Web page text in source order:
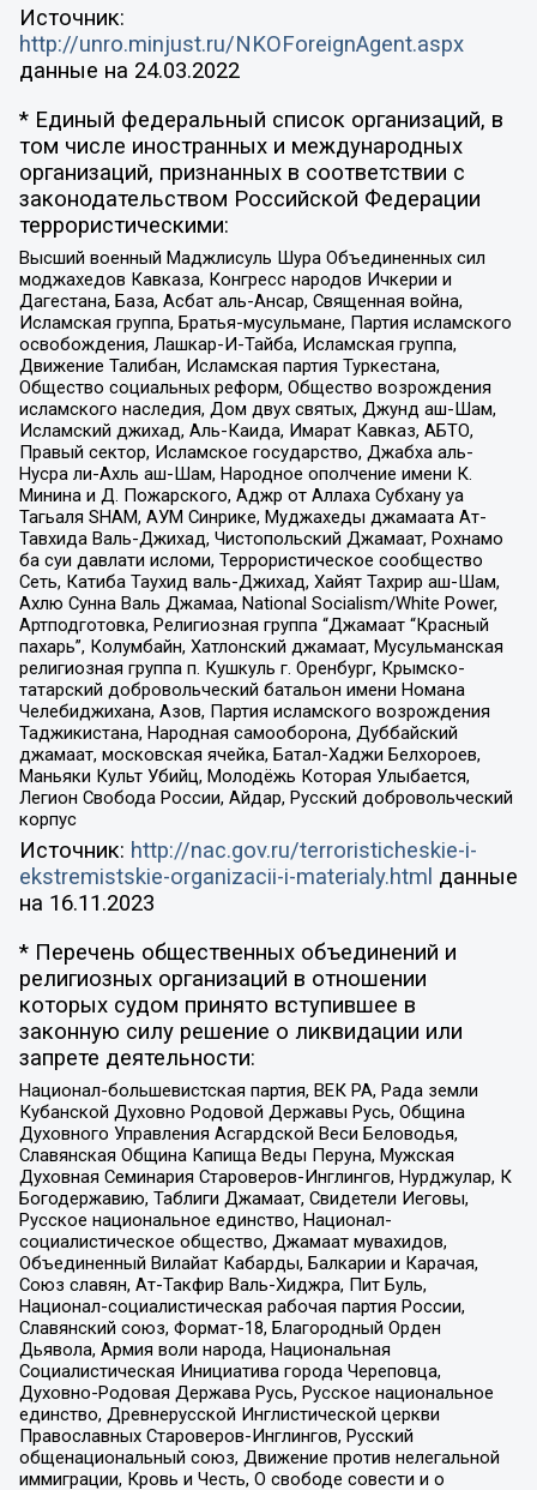
Источник:
http://unro.minjust.ru/NKOForeignAgent.aspx
данные на 24.03.2022
* Единый федеральный список организаций, в
том числе иностранных и международных
организаций, признанных в соответствии с
законодательством Российской Федерации
террористическими:
Высший военный Маджлисуль Шура Объединенных сил
моджахедов Кавказа, Конгресс народов Ичкерии и
Дагестана, База, Асбат аль-Ансар, Священная война,
Исламская группа, Братья-мусульмане, Партия исламского
освобождения, Лашкар-И-Тайба, Исламская группа,
Движение Талибан, Исламская партия Туркестана,
Общество социальных реформ, Общество возрождения
исламского наследия, Дом двух святых, Джунд аш-Шам,
Исламский джихад, Аль-Каида, Имарат Кавказ, АБТО,
Правый сектор, Исламское государство, Джабха аль-
Нусра ли-Ахль аш-Шам, Народное ополчение имени К.
Минина и Д. Пожарского, Аджр от Аллаха Субхану уа
Тагьаля SHAM, АУМ Синрике, Муджахеды джамаата Ат-
Тавхида Валь-Джихад, Чистопольский Джамаат, Рохнамо
ба суи давлати исломи, Террористическое сообщество
Сеть, Катиба Таухид валь-Джихад, Хайят Тахрир аш-Шам,
Ахлю Сунна Валь Джамаа, National Socialism/White Power,
Артподготовка, Религиозная группа “Джамаат “Красный
пахарь”, Колумбайн, Хатлонский джамаат, Мусульманская
религиозная группа п. Кушкуль г. Оренбург, Крымско-
татарский добровольческий батальон имени Номана
Челебиджихана, Азов, Партия исламского возрождения
Таджикистана, Народная самооборона, Дуббайский
джамаат, московская ячейка, Батал-Хаджи Белхороев,
Маньяки Культ Убийц, Молодёжь Которая Улыбается,
Легион Свобода России, Айдар, Русский добровольческий
корпус
Источник: http://nac.gov.ru/terroristicheskie-i-
ekstremistskie-organizacii-i-materialy.html данные
на 16.11.2023
* Перечень общественных объединений и
религиозных организаций в отношении
которых судом принято вступившее в
законную силу решение о ликвидации или
запрете деятельности:
Национал-большевистская партия, ВЕК РА, Рада земли
Кубанской Духовно Родовой Державы Русь, Община
Духовного Управления Асгардской Веси Беловодья,
Славянская Община Капища Веды Перуна, Мужская
Духовная Семинария Староверов-Инглингов, Нурджулар, К
Богодержавию, Таблиги Джамаат, Свидетели Иеговы,
Русское национальное единство, Национал-
социалистическое общество, Джамаат мувахидов,
Объединенный Вилайат Кабарды, Балкарии и Карачая,
Союз славян, Ат-Такфир Валь-Хиджра, Пит Буль,
Национал-социалистическая рабочая партия России,
Славянский союз, Формат-18, Благородный Орден
Дьявола, Армия воли народа, Национальная
Социалистическая Инициатива города Череповца,
Духовно-Родовая Держава Русь, Русское национальное
единство, Древнерусской Инглистической церкви
Православных Староверов-Инглингов, Русский
общенациональный союз, Движение против нелегальной
иммиграции, Кровь и Честь, О свободе совести и о